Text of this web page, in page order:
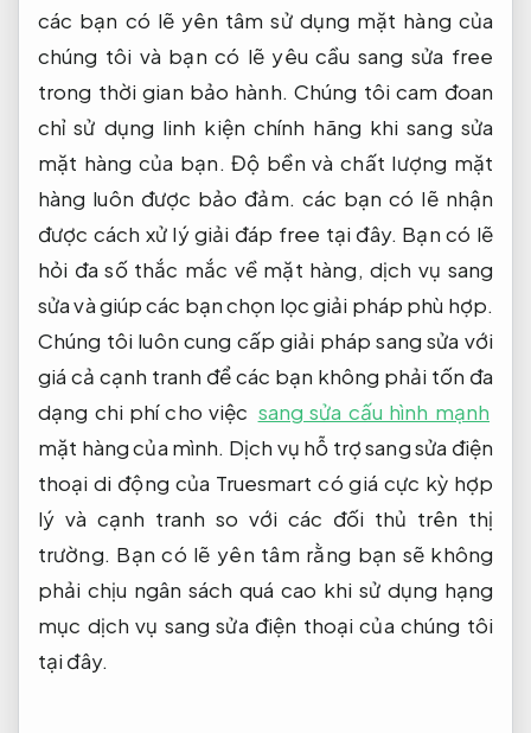
các bạn có lẽ yên tâm sử dụng mặt hàng của
chúng tôi và bạn có lẽ yêu cầu sang sửa free
trong thời gian bảo hành. Chúng tôi cam đoan
chỉ sử dụng linh kiện chính hãng khi sang sửa
mặt hàng của bạn. Độ bền và chất lượng mặt
hàng luôn được bảo đảm. các bạn có lẽ nhận
được cách xử lý giải đáp free tại đây. Bạn có lẽ
hỏi đa số thắc mắc về mặt hàng, dịch vụ sang
sửa và giúp các bạn chọn lọc giải pháp phù hợp.
Chúng tôi luôn cung cấp giải pháp sang sửa với
giá cả cạnh tranh để các bạn không phải tốn đa
dạng chi phí cho việc sang sửa cấu hình mạnh
mặt hàng của mình. Dịch vụ hỗ trợ sang sửa điện
thoại di động của Truesmart có giá cực kỳ hợp
lý và cạnh tranh so với các đối thủ trên thị
trường. Bạn có lẽ yên tâm rằng bạn sẽ không
phải chịu ngân sách quá cao khi sử dụng hạng
mục dịch vụ sang sửa điện thoại của chúng tôi
tại đây.